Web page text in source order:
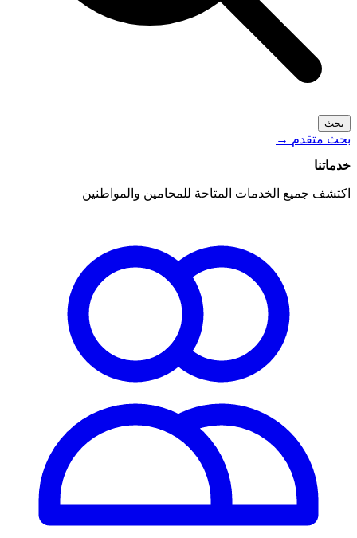
بحث
بحث متقدم →
خدماتنا
اكتشف جميع الخدمات المتاحة للمحامين والمواطنين